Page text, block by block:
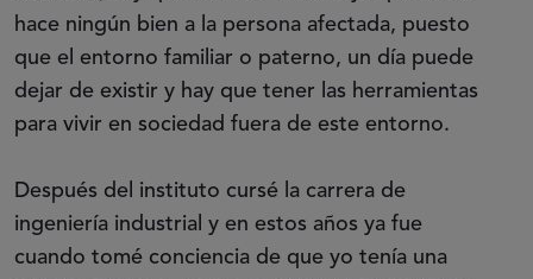
hace ningún bien a la persona afectada, puesto
que el entorno familiar o paterno, un día puede
dejar de existir y hay que tener las herramientas
para vivir en sociedad fuera de este entorno.
Después del instituto cursé la carrera de
ingeniería industrial y en estos años ya fue
cuando tomé conciencia de que yo tenía una